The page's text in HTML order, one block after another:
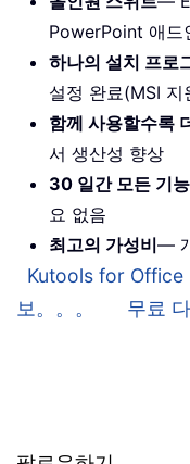
PowerPoint 애
하나의 설치 프로
설정 완료(MSI 지
함께 사용할수록
서 생산성 향상
30 일간 모든 기
요 없음
최고의 가성비—
Kutools for Office
보。。。
무료